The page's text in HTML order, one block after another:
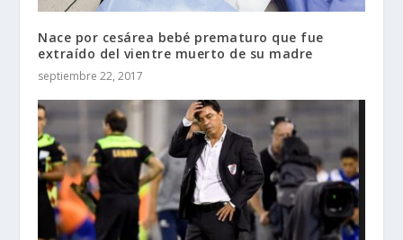
Nace por cesárea bebé prematuro que fue
extraído del vientre muerto de su madre
septiembre 22, 2017